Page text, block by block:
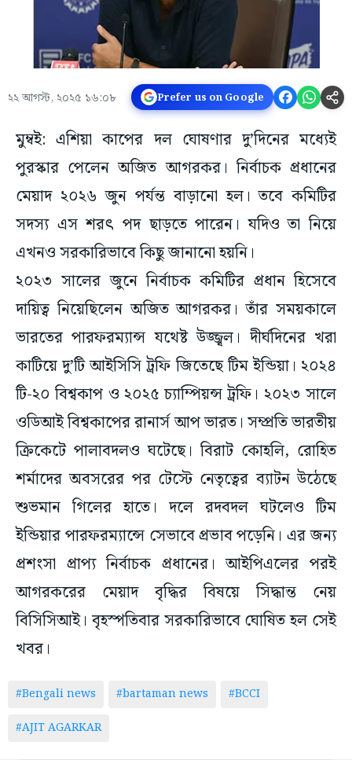
২২ আগস্ট, ২০২৫ ১৬:০৮ Prefer us on Google
মুম্বই: এশিয়া কাপের দল ঘোষণার দু’দিনের মধ্যেই
পুরস্কার পেলেন অজিত আগরকর। নির্বাচক প্রধানের
মেয়াদ ২০২৬ জুন পর্যন্ত বাড়ানো হল। তবে কমিটির
সদস্য এস শরৎ পদ ছাড়তে পারেন। যদিও তা নিয়ে
এখনও সরকারিভাবে কিছু জানানো হয়নি।
২০২৩ সালের জুনে নির্বাচক কমিটির প্রধান হিসেবে
দায়িত্ব নিয়েছিলেন অজিত আগরকর। তাঁর সময়কালে
ভারতের পারফরম্যান্স যথেষ্ট উজ্জ্বল। দীর্ঘদিনের খরা
কাটিয়ে দু’টি আইসিসি ট্রফি জিতেছে টিম ইন্ডিয়া। ২০২৪
টি-২০ বিশ্বকাপ ও ২০২৫ চ্যাম্পিয়ন্স ট্রফি। ২০২৩ সালে
ওডিআই বিশ্বকাপের রানার্স আপ ভারত। সম্প্রতি ভারতীয়
ক্রিকেটে পালাবদলও ঘটেছে। বিরাট কোহলি, রোহিত
শর্মাদের অবসরের পর টেস্টে নেতৃত্বের ব্যাটন উঠেছে
শুভমান গিলের হাতে। দলে রদবদল ঘটলেও টিম
ইন্ডিয়ার পারফরম্যান্সে সেভাবে প্রভাব পড়েনি। এর জন্য
প্রশংসা প্রাপ্য নির্বাচক প্রধানের। আইপিএলের পরই
আগরকরের মেয়াদ বৃদ্ধির বিষয়ে সিদ্ধান্ত নেয়
বিসিসিআই। বৃহস্পতিবার সরকারিভাবে ঘোষিত হল সেই
খবর।
#Bengali news #bartaman news
#BCCI
#AJIT AGARKAR